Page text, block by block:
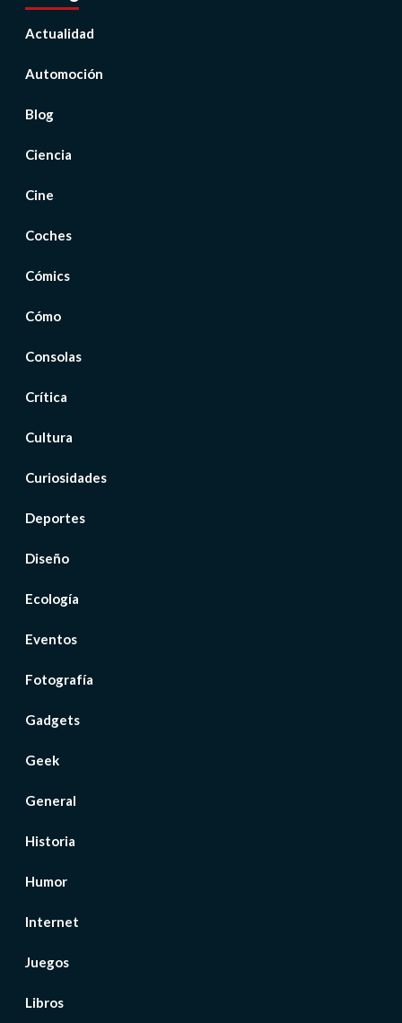
Actualidad
Automoción
Blog
Ciencia
Cine
Coches
Cómics
Cómo
Consolas
Crítica
Cultura
Curiosidades
Deportes
Diseño
Ecología
Eventos
Fotografía
Gadgets
Geek
General
Historia
Humor
Internet
Juegos
Libros